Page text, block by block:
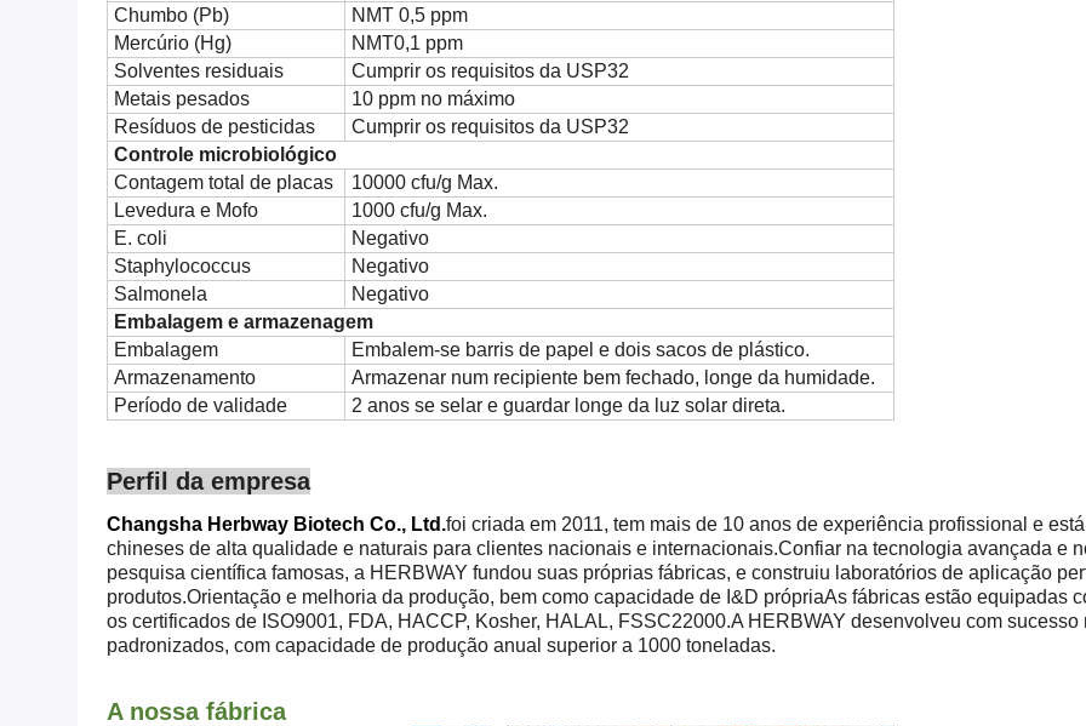
Chumbo (Pb)
NMT 0,5 ppm
Mercúrio (Hg)
NMT0,1 ppm
Solventes residuais
Cumprir os requisitos da USP32
Metais pesados
10 ppm no máximo
Resíduos de pesticidas
Cumprir os requisitos da USP32
Controle microbiológico
Contagem total de placas
10000 cfu/g Max.
Levedura e Mofo
1000 cfu/g Max.
E. coli
Negativo
Staphylococcus
Negativo
Salmonela
Negativo
Embalagem e armazenagem
Embalagem
Embalem-se barris de papel e dois sacos de plástico.
Armazenamento
Armazenar num recipiente bem fechado, longe da humidade.
Período de validade
2 anos se selar e guardar longe da luz solar direta.
Perfil da empresa
Changsha Herbway Biotech Co., Ltd.foi criada em 2011, tem mais de 10 anos de experiência profissional e
chineses de alta qualidade e naturais para clientes nacionais e internacionais.Confiar na tecnologia avançada e
pesquisa científica famosas, a HERBWAY fundou suas próprias fábricas, e construiu laboratórios de aplicação
produtos.Orientação e melhoria da produção, bem como capacidade de I&D própriaAs fábricas estão equipadas
os certificados de ISO9001, FDA, HACCP, Kosher, HALAL, FSSC22000.A HERBWAY desenvolveu com
padronizados, com capacidade de produção anual superior a 1000 toneladas.
A nossa fábrica